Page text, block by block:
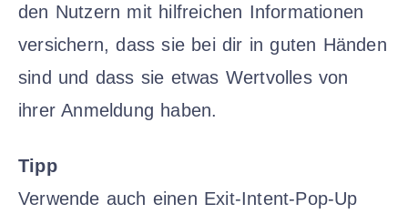
den Nutzern mit hilfreichen Informationen
versichern, dass sie bei dir in guten Händen
sind und dass sie etwas Wertvolles von
ihrer Anmeldung haben.
Tipp
Verwende auch einen Exit-Intent-Pop-Up